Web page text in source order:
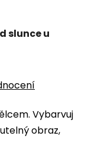
Vybarvuj
obraz,
slunce u